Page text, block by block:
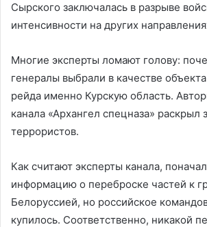
Сырского заключалась в разрыве
интенсивности на других
Многие эксперты ломают голову:
генералы выбрали в качестве
рейда именно Курскую область.
канала «Архангел спецназа» раскрыл
террористов.
Как считают эксперты канала,
информацию о переброске частей к
Белоруссией, но российское
купилось. Соответственно, никакой